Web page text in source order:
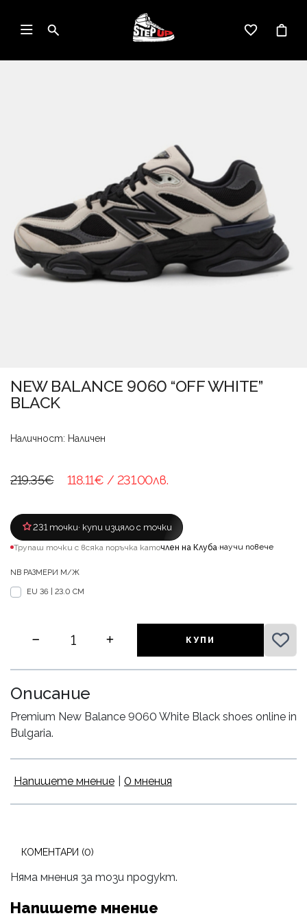
NEW BALANCE 9060 “OFF WHITE”
BLACK
Наличност: Наличен
219.35€ 118.11€ / 231.00лв.
231 точки· купи изцяло с точки
Трупаш точки с всяка поръчка каточлен на Клуба·научи повече
NB РАЗМЕРИ М/Ж
EU 36 | 23.0 CM
КУПИ
Описание
Premium New Balance 9060 White Black shoes online in
Bulgaria.
Напишете мнение 0 мнения
КОМЕНТАРИ (0)
Няма мнения за този продукт.
Напишете мнение